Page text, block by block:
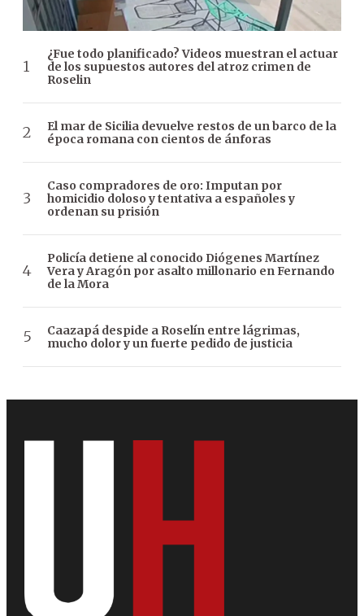
¿Fue todo planificado? Videos muestran el actuar
de los supuestos autores del atroz crimen de
Roselin
El mar de Sicilia devuelve restos de un barco de la
época romana con cientos de ánforas
Caso compradores de oro: Imputan por
homicidio doloso y tentativa a españoles y
ordenan su prisión
Policía detiene al conocido Diógenes Martínez
Vera y Aragón por asalto millonario en Fernando
de la Mora
Caazapá despide a Roselín entre lágrimas,
mucho dolor y un fuerte pedido de justicia